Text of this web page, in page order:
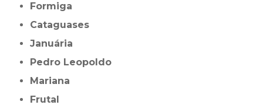
Formiga
Cataguases
Januária
Pedro Leopoldo
Mariana
Frutal